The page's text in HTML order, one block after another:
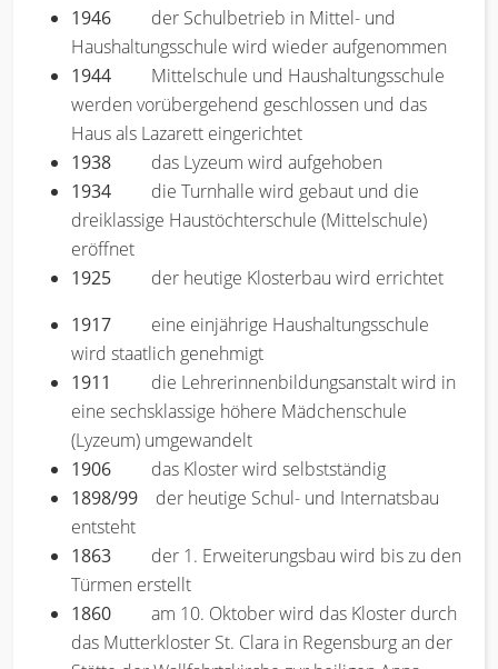
1946 der Schulbetrieb in Mittel- und
Haushaltungsschule wird wieder aufgenommen
1944 Mittelschule und Haushaltungsschule
werden vorübergehend geschlossen und das
Haus als Lazarett eingerichtet
1938 das Lyzeum wird aufgehoben
1934 die Turnhalle wird gebaut und die
dreiklassige Haustöchterschule (Mittelschule)
eröffnet
1925 der heutige Klosterbau wird errichtet
1917 eine einjährige Haushaltungsschule
wird staatlich genehmigt
1911 die Lehrerinnenbildungsanstalt wird in
eine sechsklassige höhere Mädchenschule
(Lyzeum) umgewandelt
1906 das Kloster wird selbstständig
1898/99 der heutige Schul- und Internatsbau
entsteht
1863 der 1. Erweiterungsbau wird bis zu den
Türmen erstellt
1860
am 10. Oktober wird das Kloster durch
das Mutterkloster St. Clara in Regensburg an der